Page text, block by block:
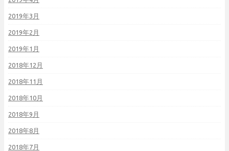
2019年3月
2019年2月
2019年1月
2018年12月
2018年11月
2018年10月
2018年9月
2018年8月
2018年7月